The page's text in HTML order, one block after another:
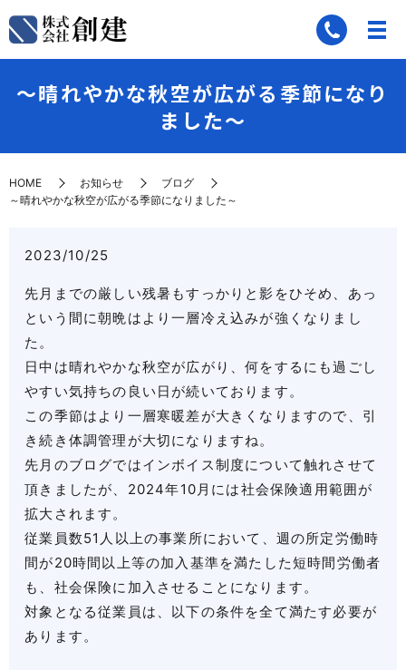
～晴れやかな秋空が広がる季節になり
ました～
HOME お知らせ
ブログ
～晴れやかな秋空が広がる季節になりました～
2023/10/25
先月までの厳しい残暑もすっかりと影をひそめ、あっ
という間に朝晩はより一層冷え込みが強くなりまし
た。
日中は晴れやかな秋空が広がり、何をするにも過ごし
やすい気持ちの良い日が続いております。
この季節はより一層寒暖差が大きくなりますので、引
き続き体調管理が大切になりますね。
先月のブログではインボイス制度について触れさせて
頂きましたが、2024年10月には社会保険適用範囲が
拡大されます。
従業員数51人以上の事業所において、週の所定労働時
間が20時間以上等の加入基準を満たした短時間労働者
も、社会保険に加入させることになります。
対象となる従業員は、以下の条件を全て満たす必要が
あります。